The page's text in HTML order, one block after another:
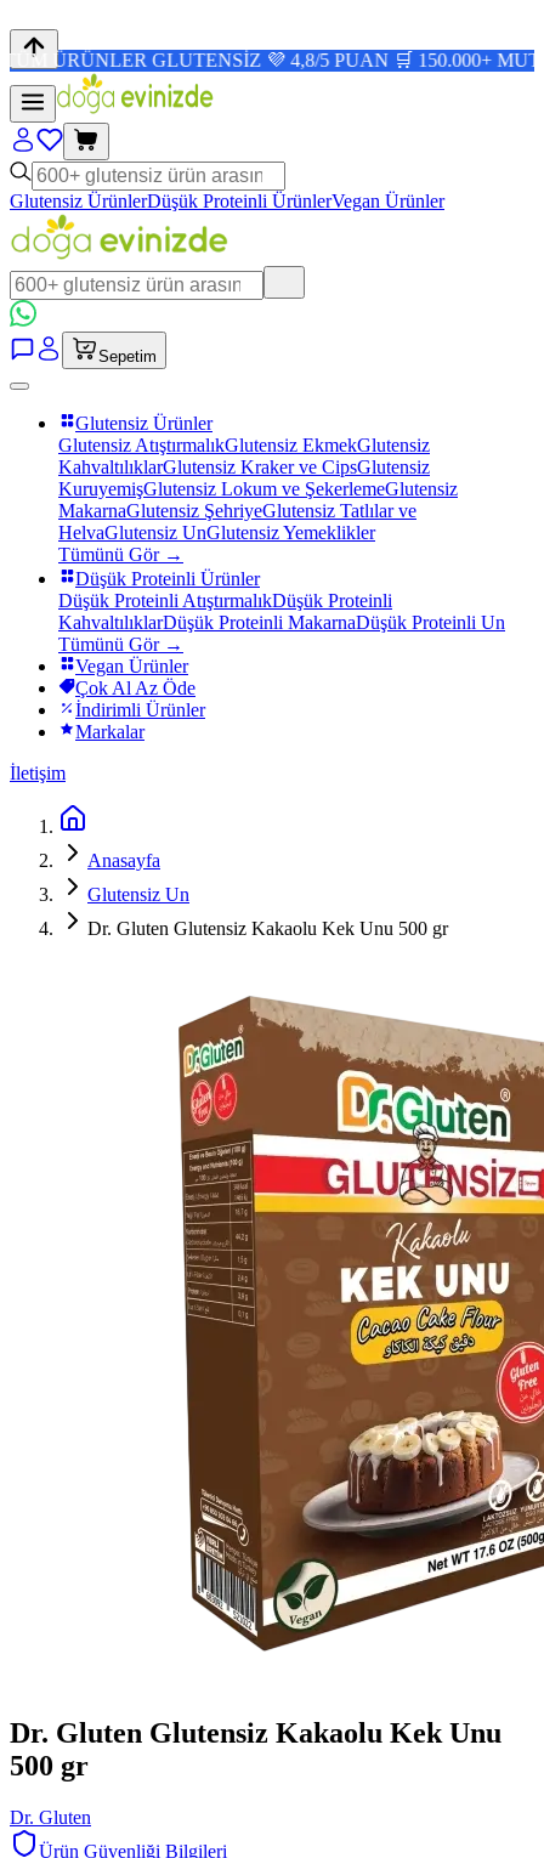
GLUTENSİZ 💜 4,8/5 PUAN 🛒 150.000+ MUTLU
Glutensiz ÜrünlerDüşük Proteinli ÜrünlerVegan Ürünler
Sepetim
Glutensiz Ürünler
Glutensiz AtıştırmalıkGlutensiz EkmekGlutensiz
KahvaltılıklarGlutensiz Kraker ve CipsGlutensiz
KuruyemişGlutensiz Lokum ve ŞekerlemeGlutensiz
MakarnaGlutensiz ŞehriyeGlutensiz Tatlılar ve
HelvaGlutensiz UnGlutensiz Yemeklikler
Tümünü Gör →
Düşük Proteinli Ürünler
Düşük Proteinli AtıştırmalıkDüşük Proteinli
KahvaltılıklarDüşük Proteinli MakarnaDüşük Proteinli Un
Tümünü Gör →
Vegan Ürünler
Çok Al Az Öde
İndirimli Ürünler
Markalar
İletişim
Anasayfa
Glutensiz Un
Dr. Gluten Glutensiz Kakaolu Kek Unu 500 gr
Dr. Gluten Glutensiz Kakaolu Kek Unu
500 gr
Dr. Gluten
Ürün Güvenliği Bilgileri